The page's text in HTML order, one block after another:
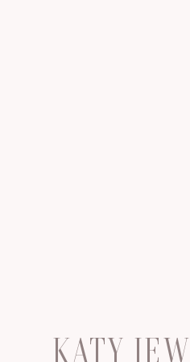
KATY